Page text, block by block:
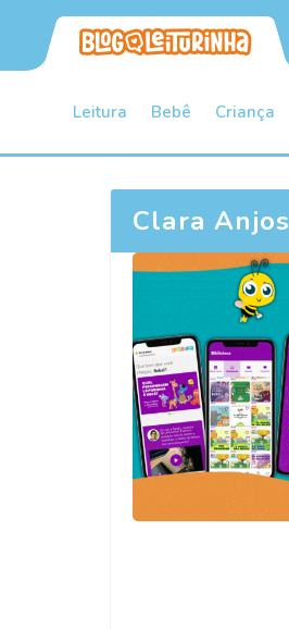
Leitura Bebê Criança
Clara Anjos